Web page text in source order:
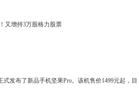
发布了新品手机坚果Pro。该机售价1499元起，目